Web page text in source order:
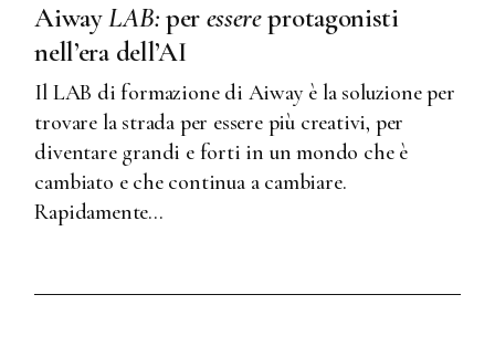
AiwayLAB: per essereprotagonisti
nell’era dell’AI
Il LAB di formazione di Aiway è la soluzione per
trovare la strada per essere più creativi, per
diventare grandi e forti in un mondo che è
cambiato e che continua a cambiare.
Rapidamente...